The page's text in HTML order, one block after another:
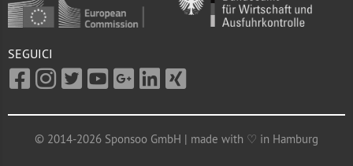
SEGUICI
© 2014-2026 Sponsoo GmbH | made with ♡ in Hamburg